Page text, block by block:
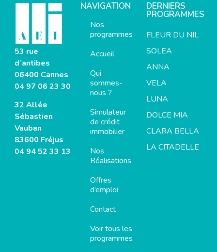
53 rue
d’antibes
06400 Cannes
04 97 06 23 30
32 Allée
Sébastien
Vauban
83600 Fréjus
04 94 52 33 13
NAVIGATION
Nos
programmes
Accueil
Qui
sommes-
nous ?
Simulateur
de crédit
immobilier
Nos
Réalisations
Offres
d’emploi
Contact
Voir tous les
programmes
DERNIERS
PROGRAMMES
FLEUR DU NIL
SOLEA
ANNA
VELA
LUNA
DOLCE MIA
CLARA BELLA
LA CITADELLE